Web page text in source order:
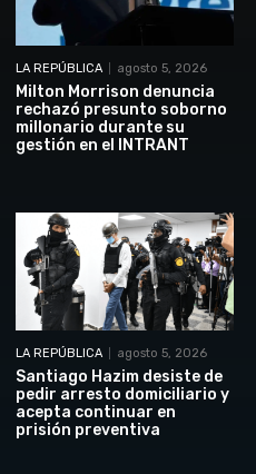
LA REPÚBLICA agosto 5, 2026
Milton Morrison denuncia
rechazó presunto soborno
millonario durante su
gestión en el INTRANT
LA REPÚBLICA agosto 5, 2026
Santiago Hazim desiste de
pedir arresto domiciliario y
acepta continuar en
prisión preventiva